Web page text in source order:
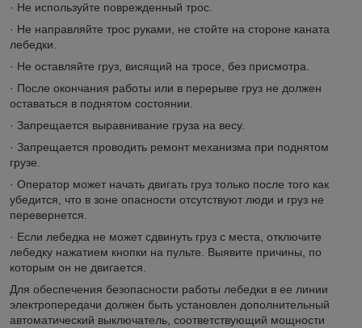
· Не используйте поврежденный трос.
· Не направляйте трос руками, не стойте на стороне каната
лебедки.
· Не оставляйте груз, висящий на тросе, без присмотра.
· После окончания работы или в перерыве груз не должен
оставаться в поднятом состоянии.
· Запрещается выравнивание груза на весу.
· Запрещается проводить ремонт механизма при поднятом
грузе.
· Оператор может начать двигать груз только после того как
убедится, что в зоне опасности отсутствуют люди и груз не
перевернется.
· Если лебедка не может сдвинуть груз с места, отключите
лебедку нажатием кнопки на пульте. Выявите причины, по
которым он не двигается.
Для обеспечения безопасности работы лебедки в ее линии
электропередачи должен быть установлен дополнительный
автоматический выключатель, соответствующий мощности